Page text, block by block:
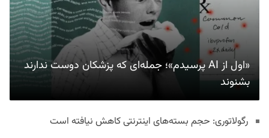
«اول از AI پرسیدم»؛ جمله‌ای که پزشکان دوست ندارند
بشنوند
رگولاتوری: حجم بسته‌های اینترنتی کاهش نیافته است